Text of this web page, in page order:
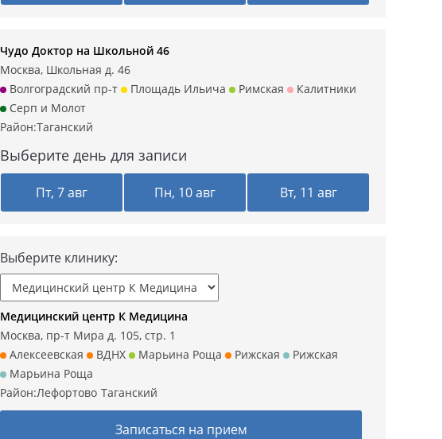
Чудо Доктор на Школьной 46
Москва, Школьная д. 46
Волгоградский пр-т
Площадь Ильича Римская
Калитники
Серп и Молот
Район:Таганский
Выберите день для записи
Пт, 7 авг Пн, 10 авг Вт, 11 авг
Выберите клинику:
Медицинский центр К Медицина
Москва, пр-т Мира д. 105, стр. 1
Алексеевская
ВДНХ Марьина Роща Рижская
Рижская
Марьина Роща
Район:Лефортово Таганский
Записаться на прием